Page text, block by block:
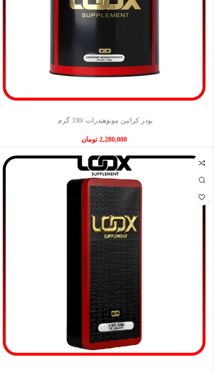
پودر کراتین مونوهیدرات /330 گرم
2,280,000 تومان